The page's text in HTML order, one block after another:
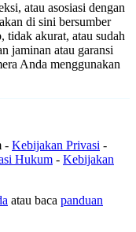
atau asosiasi dengan
di sini bersumber
tidak akurat, atau sudah
jaminan atau garansi
Anda menggunakan
- Kebijakan Privasi -
Hukum - Kebijakan
atau baca panduan